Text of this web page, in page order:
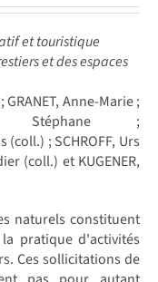
et touristique
et des espaces
Anne-Marie ;
Stéphane ;
(coll.) ; SCHROFF, Urs
(coll.) et KUGENER,
naturels constituent
pratique d'activités
Ces sollicitations de